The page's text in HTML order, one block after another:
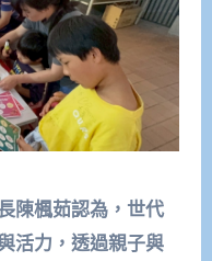
陳楓茹認為，世代
活力，透過親子與